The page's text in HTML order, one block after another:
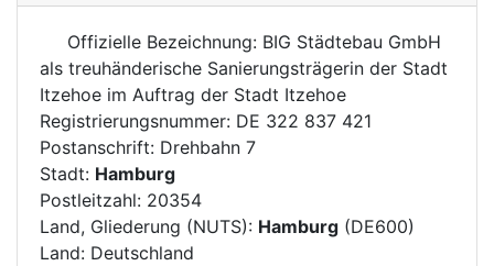
Offizielle Bezeichnung: BIG Städtebau GmbH
als treuhänderische Sanierungsträgerin der Stadt
Itzehoe im Auftrag der Stadt Itzehoe
Registrierungsnummer: DE 322 837 421
Postanschrift: Drehbahn 7
Stadt: Hamburg
Postleitzahl: 20354
Land, Gliederung (NUTS): Hamburg (DE600)
Land: Deutschland